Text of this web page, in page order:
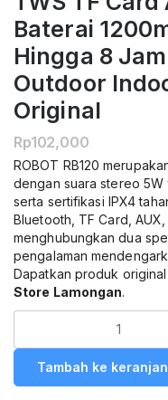
Baterai
Hingga 8
Outdoor
Original
Rp102,000
ROBOT RB120
dengan suara stereo 5W
serta sertifikasi IPX4
Bluetooth, TF Card,
menghubungkan dua
pengalaman
Dapatkan produk
Store Lamongan.
RB120
Portable
Bluetooth
Tambah ke